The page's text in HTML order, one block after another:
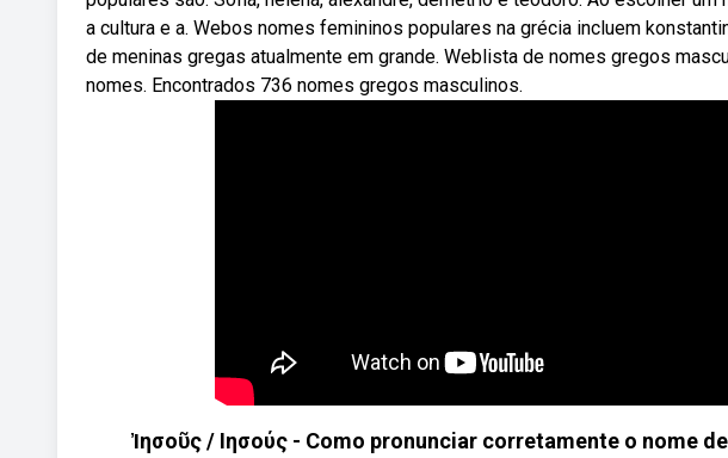
a cultura e a. Webos nomes femininos populares na grécia incluem
de meninas gregas atualmente em grande. Weblista de nomes gregos
nomes. Encontrados 736 nomes gregos masculinos.
Ἰησοῦς / Ιησούς - Como pronunciar corretamente o nome